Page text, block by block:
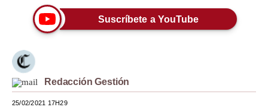
Tendencias
Viajes
Moda
Suscríbete a YouTube
Redacción Gestión
25/02/2021 17H29